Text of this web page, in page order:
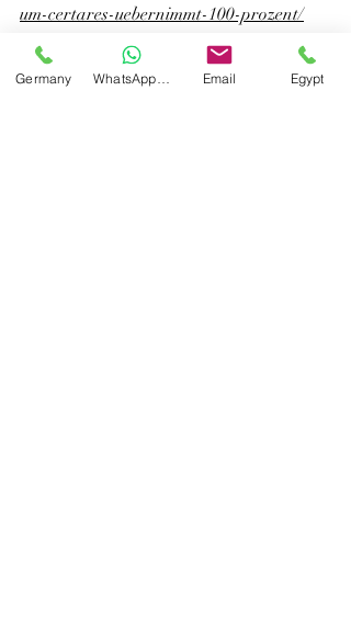
um-certares-uebernimmt-100-prozent/
#Tamer_Marzouk
#MIMC
Germany Email Egypt